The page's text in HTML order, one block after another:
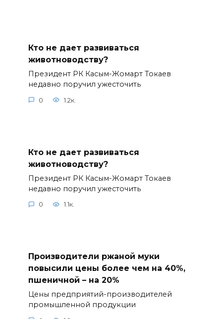
Кто не дает развиваться
животноводству?
Президент РК Касым-Жомарт Токаев
недавно поручил ужесточить
0 1.2к.
Кто не дает развиваться
животноводству?
Президент РК Касым-Жомарт Токаев
недавно поручил ужесточить
0 1.1к.
Производители ржаной муки
повысили цены более чем на 40%,
пшеничной – на 20%
Цены предприятий-производителей
промышленной продукции